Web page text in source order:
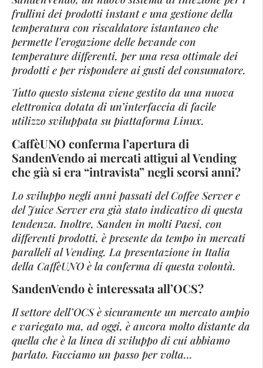
frullini dei prodotti instant e una gestione della
temperatura con riscaldatore istantaneo che
permette l’erogazione delle bevande con
temperature differenti, per una resa ottimale dei
prodotti e per rispondere ai gusti del consumatore.
Tutto questo sistema viene gestito da una nuova
elettronica dotata di un’interfaccia di facile
utilizzo sviluppata su piattaforma Linux.
CaffèUNO conferma l’apertura di
SandenVendo ai mercati attigui al Vending
che già si era “intravista” negli scorsi anni?
Lo sviluppo negli anni passati del Coffee Server e
del Juice Server era già stato indicativo di questa
tendenza. Inoltre, Sanden in molti Paesi, con
differenti prodotti, è presente da tempo in mercati
paralleli al Vending. La presentazione in Italia
della CaffèUNO è la conferma di questa volontà.
SandenVendo è interessata all’OCS?
Il settore dell’OCS è sicuramente un mercato ampio
e variegato ma, ad oggi, è ancora molto distante da
quella che è la linea di sviluppo di cui abbiamo
parlato. Facciamo un passo per volta…